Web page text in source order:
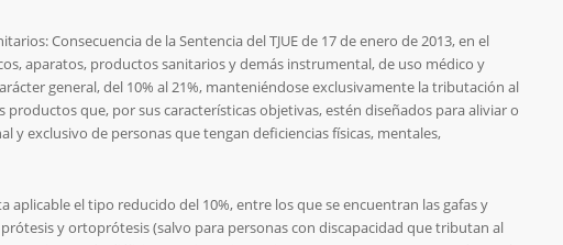
Consecuencia de la Sentencia del TJUE de 17 de enero de 2013, en el
aparatos, productos sanitarios y demás instrumental, de uso médico y
general, del 10% al 21%, manteniéndose exclusivamente la tributación al
productos que, por sus características objetivas, estén diseñados para aliviar o
y exclusivo de personas que tengan deficiencias físicas, mentales,
aplicable eltipo reducido del 10%,entre los que se encuentran las gafas y
y ortoprótesis (salvo para personas con discapacidad que tributan al